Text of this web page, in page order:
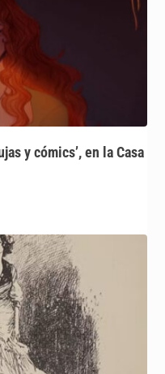
y cómics’, en la Casa